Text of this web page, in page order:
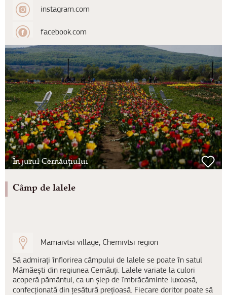
instagram.com
facebook.com
În jurul Cernăuțiului
Câmp de lalele
Mamaivtsi village, Chernivtsi region
Să admirați înflorirea câmpului de lalele se poate în satul
Mămăești din regiunea Cernăuți. Lalele variate la culori
acoperă pământul, ca un șlep de îmbrăcăminte luxoasă,
confecționată din țesătură prețioasă. Fiecare doritor poate să